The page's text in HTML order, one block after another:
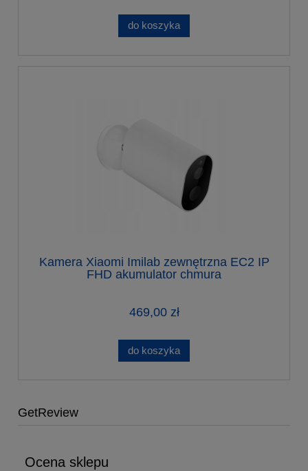
do koszyka
Kamera Xiaomi Imilab zewnętrzna EC2 IP
FHD akumulator chmura
469,00 zł
do koszyka
GetReview
Ocena sklepu